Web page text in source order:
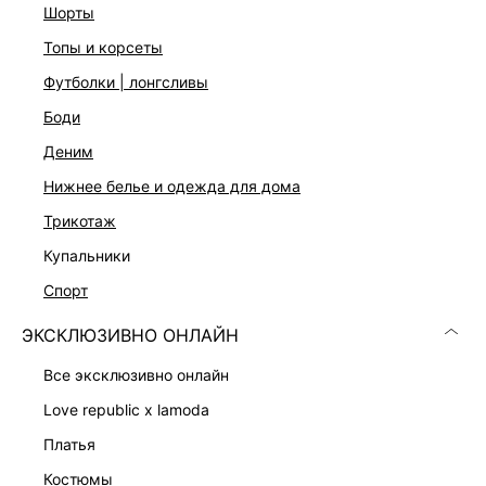
шорты
топы и корсеты
футболки | лонгсливы
боди
деним
нижнее белье и одежда для дома
трикотаж
купальники
спорт
ЭКСКЛЮЗИВНО ОНЛАЙН
все эксклюзивно онлайн
love republic x lamoda
платья
костюмы
Лиф-халтер с завязками на спине
Спинка с вырезм
Застежка на скрытую молнию на спинке
Три цвета: папайя, масло и зеленый
стандартному размеру.
ДОСТАВКА И ВОЗВРАТ
Подробные условия доставки и возврата